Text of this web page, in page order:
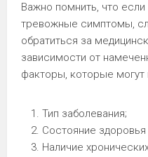
Важно помнить, что
тревожные симптомы,
обратиться за
зависимости от
факторы, которые могут
Тип заболевания;
Состояние здоровья
Наличие